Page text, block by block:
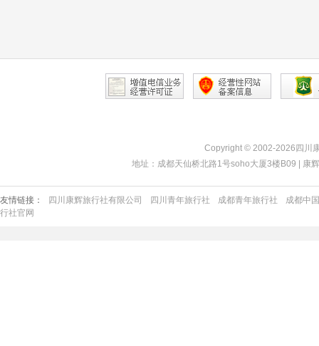
Copyright © 2002-2026四川
地址：成都天仙桥北路1号soho大厦3楼B09 |
友情链接： 四川康辉旅行社有限公司 四川青年旅行社 成都青年旅行社
成都中
行社官网